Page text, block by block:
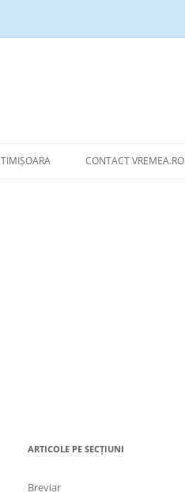
TIMIȘOARA CONTACT VREMEA.RO
ARTICOLE PE SECȚIUNI
Breviar